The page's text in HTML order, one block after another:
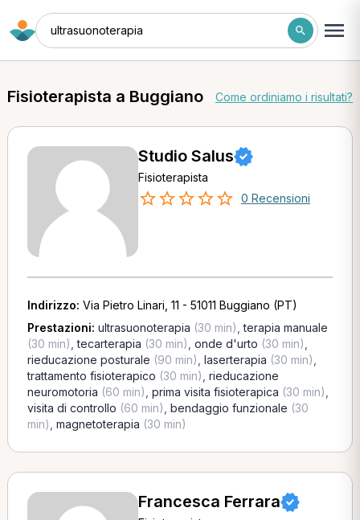
ultrasuonoterapia
Fisioterapista a Buggiano Come ordiniamo i risultati?
Studio Salus
Fisioterapista
0 Recensioni
Indirizzo: Via Pietro Linari, 11 - 51011 Buggiano (PT)
Prestazioni: ultrasuonoterapia (30 min) ,terapia manuale
(30 min) ,tecarterapia (30 min) onde d'urto (30 min)
rieducazione posturale (90 min) laserterapia (30 min)
trattamento fisioterapico (30 min) rieducazione
neuromotoria (60 min) prima visita fisioterapica (30 min)
visita di controllo (60 min) bendaggio funzionale (30
min) magnetoterapia (30 min)
Francesca Ferrara